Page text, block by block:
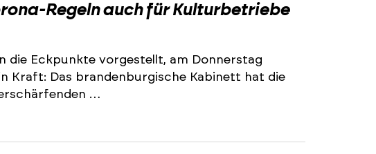
Regeln auch für Kulturbetriebe
die Eckpunkte vorgestellt, am Donnerstag
Kraft: Das brandenburgische Kabinett hat die
…